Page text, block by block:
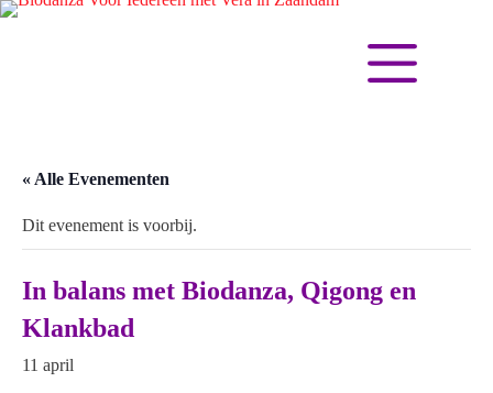
« Alle Evenementen
Dit evenement is voorbij.
In balans met Biodanza, Qigong en
Klankbad
11 april